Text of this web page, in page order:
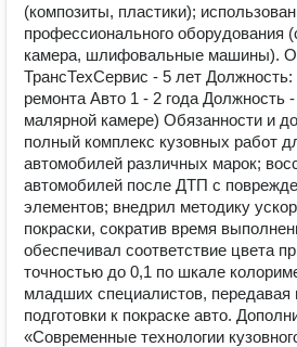
(композиты, пластики);
профессионального оборудования
камера, шлифовальные машины).
ТрансТехСервис - 5 лет Должность:
ремонта Авто 1 - 2 года Должность
малярной камере) Обязанности и
полный комплекс кузовных работ
автомобилей различных марок;
автомобилей после ДТП с
элементов; внедрил методику
покраски, сократив время
обеспечивал соответствие цвета
точностью до 0,1 по шкале
младших специалистов, передавая
подготовки к покраске авто.
«Современные технологии